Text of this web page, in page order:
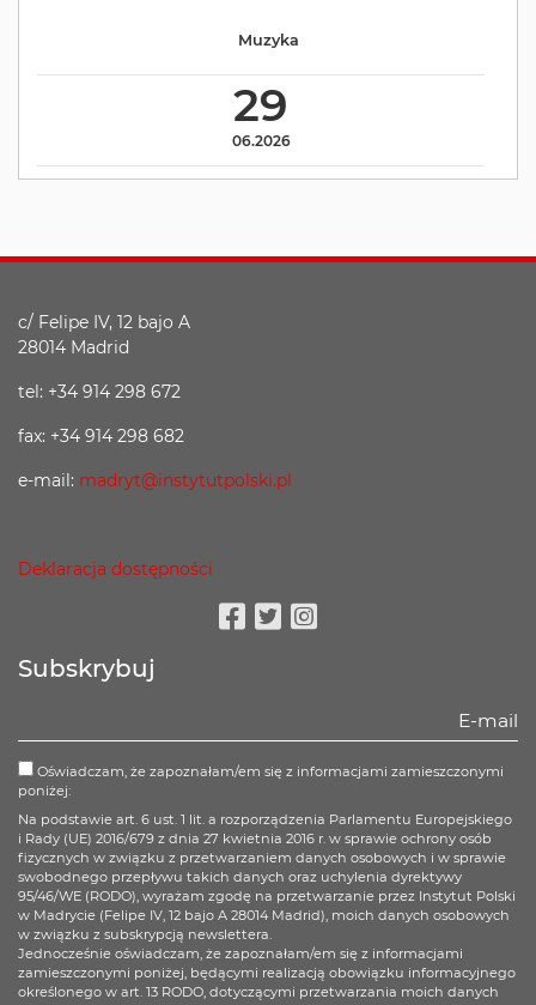
29
06.2026
Muzyka
c/ Felipe IV, 12 bajo A
28014 Madrid
tel: +34 914 298 672
fax: +34 914 298 682
e-mail: madryt@instytutpolski.pl
Deklaracja dostępności
Subskrybuj
Oświadczam, że zapoznałam/em się z informacjami zamieszczonymi
poniżej:
Na podstawie art. 6 ust. 1 lit. a rozporządzenia Parlamentu Europejskiego
i Rady (UE) 2016/679 z dnia 27 kwietnia 2016 r. w sprawie ochrony osób
fizycznych w związku z przetwarzaniem danych osobowych i w sprawie
swobodnego przepływu takich danych oraz uchylenia dyrektywy
95/46/WE (RODO), wyrażam zgodę na przetwarzanie przez Instytut Polski
w Madrycie (Felipe IV, 12 bajo A 28014 Madrid), moich danych osobowych
w związku z subskrypcją newslettera.
Jednocześnie oświadczam, że zapoznałam/em się z informacjami
zamieszczonymi poniżej, będącymi realizacją obowiązku informacyjnego
określonego w art. 13 RODO, dotyczącymi przetwarzania moich danych